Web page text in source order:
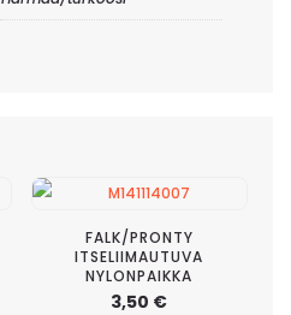
FALK/PRONTY
ITSELIIMAUTUVA
NYLONPAIKKA
3,50 €